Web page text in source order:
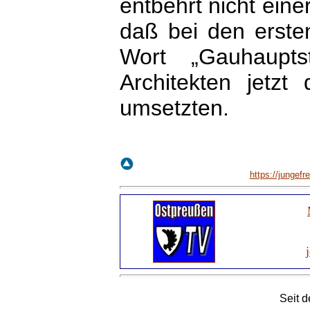
entbehrt nicht
daß bei den
Wort
Architekten jetzt
umsetzten.
https://
Seit